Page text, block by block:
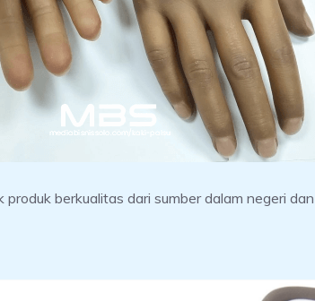
berkualitas dari sumber dalam negeri